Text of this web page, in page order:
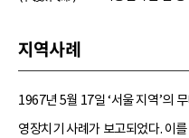
지역사례
1967년 5월 17일 ‘서울 지역’의
영장치기 사례가 보고되었다. 이